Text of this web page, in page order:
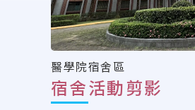
醫學院宿舍區
宿舍活動剪影